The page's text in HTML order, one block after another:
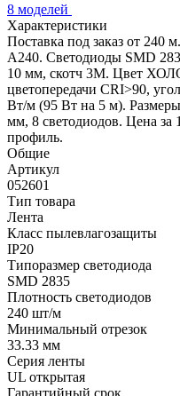
8 моделей
Характеристики
Поставка под заказ от 240
A240. Светодиоды SMD
10 мм, скотч 3M. Цвет
цветопередачи CRI>90,
Вт/м (95 Вт на 5 м).
мм, 8 светодиодов. Цена за
профиль.
Общие
Артикул
052601
Тип товара
Лента
Класс пылевлагозащиты
IP20
Типоразмер светодиода
SMD 2835
Плотность светодиодов
240 шт/м
Минимальный отрезок
33.33 мм
Серия ленты
UL открытая
Гарантийный срок